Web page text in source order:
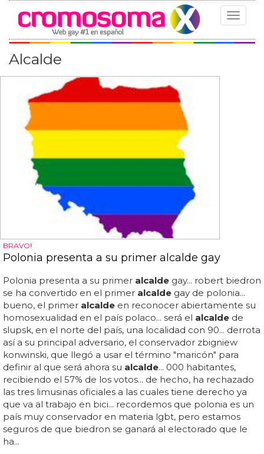
Toggle
Alcalde
BRAVO!
Polonia presenta a su primer alcalde gay
Polonia presenta a su primer alcalde gay... robert biedron
se ha convertido en el primer alcalde gay de polonia...
bueno, el primer alcalde en reconocer abiertamente su
homosexualidad en el país polaco... será el alcalde de
slupsk, en el norte del país, una localidad con 90... derrota
así a su principal adversario, el conservador zbigniew
konwinski, que llegó a usar el término "maricón" para
definir al que será ahora su alcalde... 000 habitantes,
recibiendo el 57% de los votos... de hecho, ha rechazado
las tres limusinas oficiales a las cuales tiene derecho ya
que va al trabajo en bici... recordemos que polonia es un
país muy conservador en materia lgbt, pero estamos
seguros de que biedron se ganará al electorado que le
ha...